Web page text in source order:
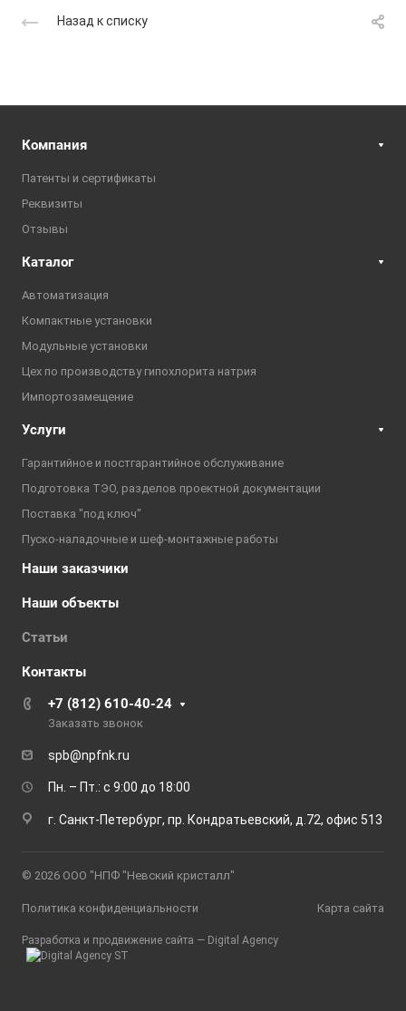
Назад к списку
Компания
Патенты и сертификаты
Реквизиты
Отзывы
Каталог
Автоматизация
Компактные установки
Модульные установки
Цех по производству гипохлорита натрия
Импортозамещение
Услуги
Гарантийное и постгарантийное обслуживание
Подготовка ТЭО, разделов проектной документации
Поставка "под ключ"
Пуско-наладочные и шеф-монтажные работы
Наши заказчики
Наши объекты
Статьи
Контакты
+7 (812) 610-40-24
Заказать звонок
spb@npfnk.ru
Пн. – Пт.: с 9:00 до 18:00
г. Санкт-Петербург, пр. Кондратьевский, д.72, офис 513
© 2026 ООО "НПФ "Невский кристалл"
Политика конфиденциальности Карта сайта
Разработка и продвижение сайта — Digital Agency